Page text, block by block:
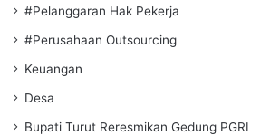
#Pelanggaran Hak Pekerja
#Perusahaan Outsourcing
Keuangan
Desa
Bupati Turut Reresmikan Gedung PGRI